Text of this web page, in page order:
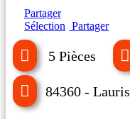
Partager
Sélection Partager
5 Pièces
84360 - Lauris